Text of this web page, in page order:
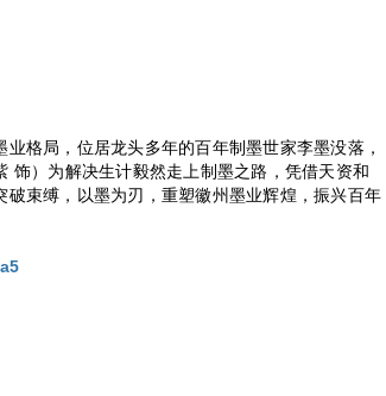
局，位居龙头多年的百年制墨世家李墨没落，
饰）为解决生计毅然走上制墨之路，凭借天资和
束缚，以墨为刃，重塑徽州墨业辉煌，振兴百年